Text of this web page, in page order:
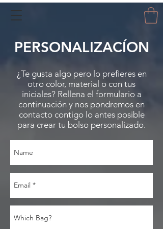
PERSONALIZACÍON
¿Te gusta algo pero lo prefieres en
otro color, material o con tus
iniciales? Rellena el formulario a
continuación y nos pondremos en
contacto contigo lo antes posible
para crear tu bolso personalizado.